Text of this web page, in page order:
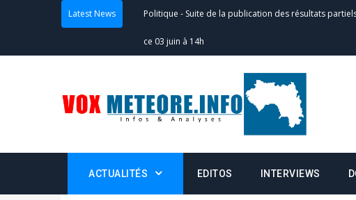
Latest News Politique - Suite de la publication des résultats
– mardi 02 juin à 17h
Scrutins : la DGE active un centre d’appel,
24h/24 et 7j/7
Actualités - Double scrutin du 31 mai : fin des
minuit
Actualités Communiqué relatif à la délivrance de la
ACTUALITÉS EDITOS INTERVIEWS